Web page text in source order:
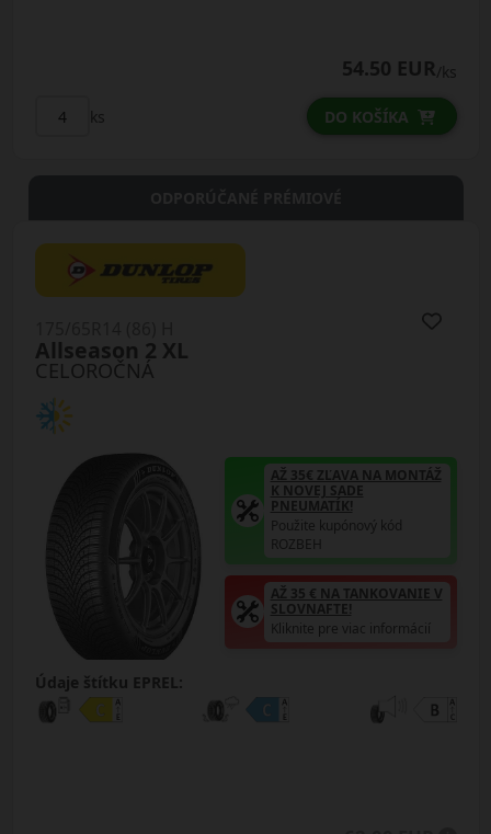
54.50 EUR/ks
ks DO KOŠÍKA
CELOROČNÁ
Allseason 2 XL
AŽ 35€ ZĽAVA NA MONTÁŽ
K NOVEJ SADE
PNEUMATÍK!
Použite kupónový kód
ROZBEH
AŽ 35 € NA TANKOVANIE V
SLOVNAFTE!
Kliknite pre viac informácií
Údaje štítku EPREL: